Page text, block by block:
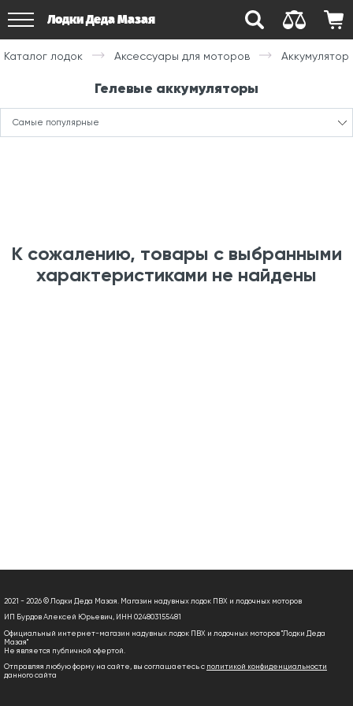
Лодки Деда Мазая
Каталог лодок Аксессуары для моторов
Гелевые аккумуляторы
Самые популярные
К сожалению, товары с выбранными
характеристиками не найдены
2021 - 2026 © Лодки Деда Мазая. Магазин надувных лодок ПВХ и лодочных моторов
ИП Бурдов Алексей Юрьевич, ИНН 024803155481
Официальный интернет-магазин надувных лодок ПВХ и лодочных моторов "Лодки Деда
Мазая"
Не является публичной офертой.
Отправляя любую форму на сайте, вы соглашаетесь с политикой конфиденциальности
данного сайта